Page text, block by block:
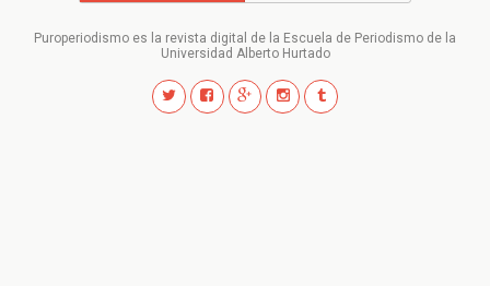
Puroperiodismo es la revista digital de la Escuela de Periodismo de la
Universidad Alberto Hurtado